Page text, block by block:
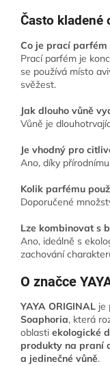
Často kladené
Co je prací parfém
Prací parfém je
se používá místo
svěžest.
Jak dlouho vůně
Vůně je
Je vhodný pro
Ano, díky
Kolik parfému
Doporučené
Lze kombinovat s
Ano, ideálně s
zachování
O značce
YAYA ORIGINAL je
Soaphoria, která
oblasti ekologické
produkty na praní
a jedinečné vůně.